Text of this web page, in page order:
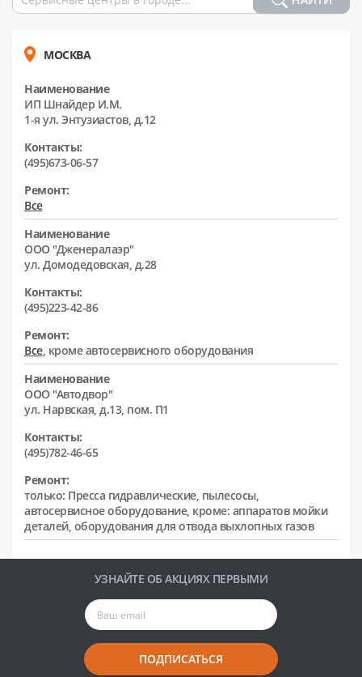
МОСКВА
Наименование
ИП Шнайдер И.М.
1-я ул. Энтузиастов, д.12
Контакты:
(495)673-06-57
Ремонт:
Все
Наименование
ООО "Дженералаэр"
ул. Домодедовская, д.28
Контакты:
(495)223-42-86
Ремонт:
Все, кроме автосервисного оборудования
Наименование
ООО "Автодвор"
ул. Нарвская, д.13, пом. П1
Контакты:
(495)782-46-65
Ремонт:
только: Пресса гидравлические, пылесосы,
автосервисное оборудование, кроме: аппаратов мойки
деталей, оборудования для отвода выхлопных газов
УЗНАЙТЕ ОБ АКЦИЯХ ПЕРВЫМИ
ПОДПИСАТЬСЯ